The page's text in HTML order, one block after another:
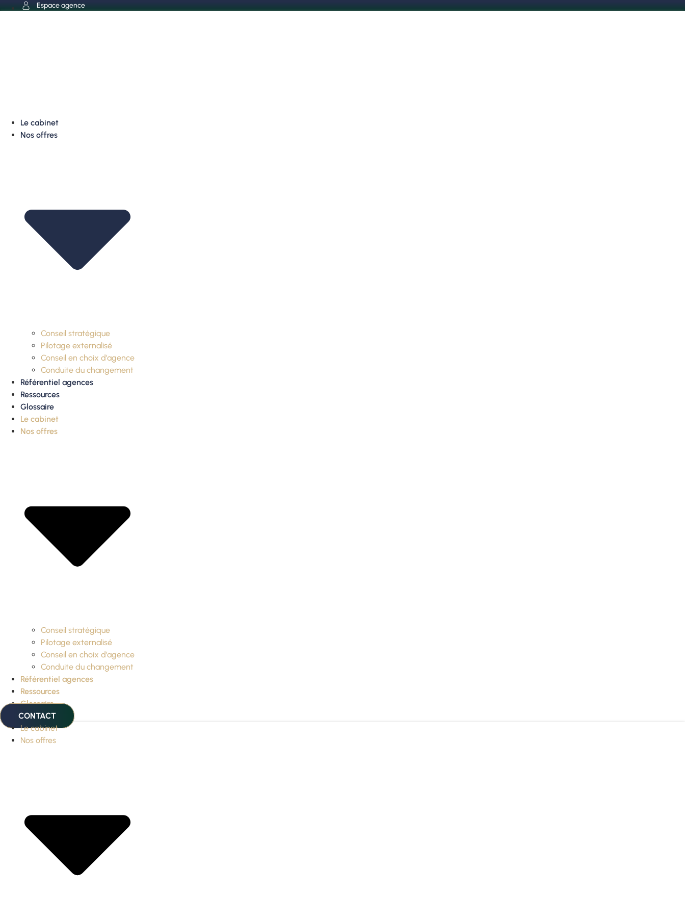
Aller
Espace agence
Le cabinet
Nos offres
Conseil stratégique
Pilotage externalisé
Conseil en choix d’agence
Conduite du changement
Référentiel agences
Ressources
Glossaire
Le cabinet
Nos offres
Conseil stratégique
Pilotage externalisé
Conseil en choix d’agence
Conduite du changement
Référentiel agences
Ressources
Glossaire
CONTACT
Le cabinet
Nos offres